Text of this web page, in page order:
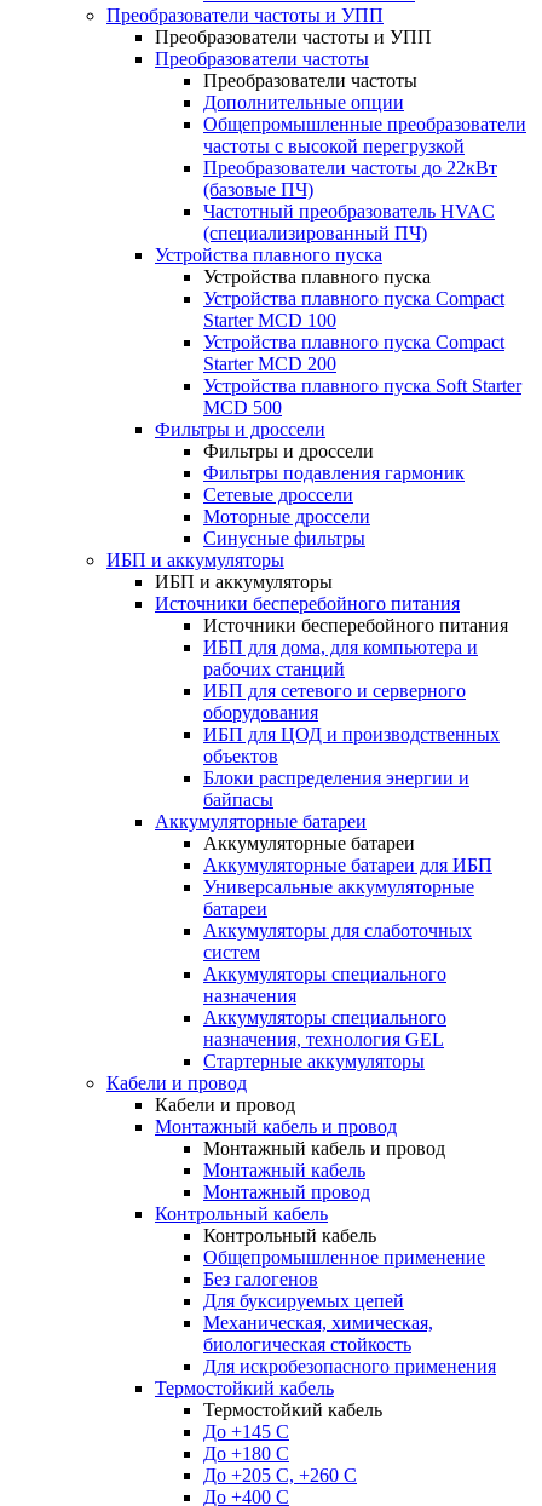
Преобразователи частоты и УПП
Преобразователи частоты и УПП
Преобразователи частоты
Преобразователи частоты
Дополнительные опции
Общепромышленные преобразователи
частоты с высокой перегрузкой
Преобразователи частоты до 22кВт
(базовые ПЧ)
Частотный преобразователь HVAC
(специализированный ПЧ)
Устройства плавного пуска
Устройства плавного пуска
Устройства плавного пуска Compact
Starter MCD 100
Устройства плавного пуска Compact
Starter MCD 200
Устройства плавного пуска Soft Starter
MCD 500
Фильтры и дроссели
Фильтры и дроссели
Фильтры подавления гармоник
Сетевые дроссели
Моторные дроссели
Синусные фильтры
ИБП и аккумуляторы
ИБП и аккумуляторы
Источники бесперебойного питания
Источники бесперебойного питания
ИБП для дома, для компьютера и
рабочих станций
ИБП для сетевого и серверного
оборудования
ИБП для ЦОД и производственных
объектов
Блоки распределения энергии и
байпасы
Аккумуляторные батареи
Аккумуляторные батареи
Аккумуляторные батареи для ИБП
Универсальные аккумуляторные
батареи
Аккумуляторы для слаботочных
систем
Аккумуляторы специального
назначения
Аккумуляторы специального
назначения, технология GEL
Стартерные аккумуляторы
Кабели и провод
Кабели и провод
Монтажный кабель и провод
Монтажный кабель и провод
Монтажный кабель
Монтажный провод
Контрольный кабель
Контрольный кабель
Общепромышленное применение
Без галогенов
Для буксируемых цепей
Механическая, химическая,
биологическая стойкость
Для искробезопасного применения
Термостойкий кабель
Термостойкий кабель
До +145 С
До +180 C
До +205 С, +260 С
До +400 C